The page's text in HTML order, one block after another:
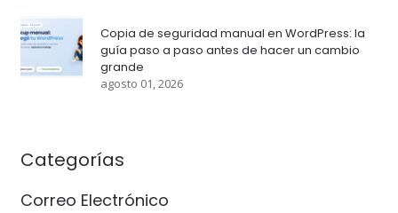
Copia de seguridad manual en WordPress: la
guía paso a paso antes de hacer un cambio
grande
agosto 01, 2026
Categorías
Correo Electrónico